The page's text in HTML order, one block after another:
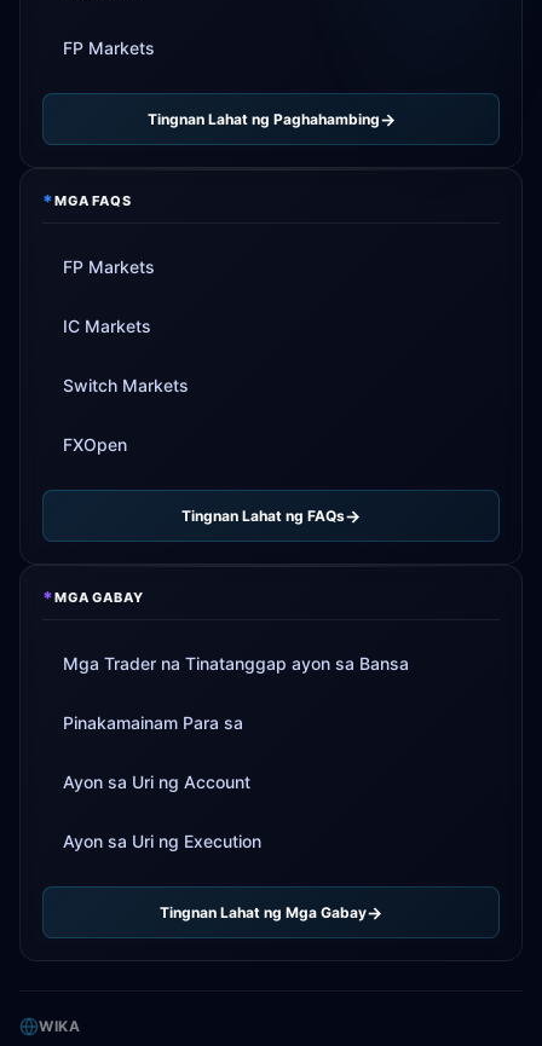
FP Markets
Tingnan Lahat ng Paghahambing
*MGA FAQS
FP Markets
IC Markets
Switch Markets
FXOpen
Tingnan Lahat ng FAQs
*MGA GABAY
Mga Trader na Tinatanggap ayon sa Bansa
Pinakamainam Para sa
Ayon sa Uri ng Account
Ayon sa Uri ng Execution
Tingnan Lahat ng Mga Gabay
WIKA